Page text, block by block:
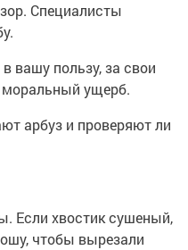
Специалисты
вашу пользу, за свои
ущерб.
арбуз и проверяют ли
Если хвостик сушеный,
чтобы вырезали